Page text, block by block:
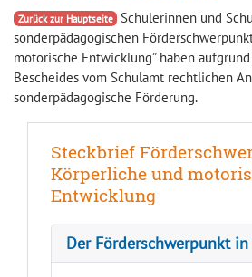
Zurück zur Hauptseite Schülerinnen und
sonderpädagogischen
motorische Entwicklung” haben
Bescheides vom Schulamt rechtlichen
sonderpädagogische Förderung.
Steckbrief
Körperliche und
Entwicklung
Der Förderschwerpunkt in